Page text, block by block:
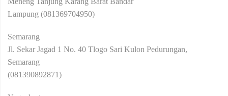
Lampung (081369704950)
Semarang
Jl. Sekar Jagad 1 No. 40 Tlogo Sari Kulon Pedurungan,
Semarang
(081390892871)